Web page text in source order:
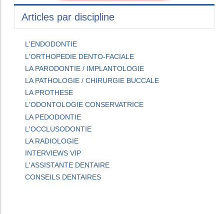
Articles par discipline
L'ENDODONTIE
L'ORTHOPEDIE DENTO-FACIALE
LA PARODONTIE / IMPLANTOLOGIE
LA PATHOLOGIE / CHIRURGIE BUCCALE
LA PROTHESE
L'ODONTOLOGIE CONSERVATRICE
LA PEDODONTIE
L'OCCLUSODONTIE
LA RADIOLOGIE
INTERVIEWS VIP
L'ASSISTANTE DENTAIRE
CONSEILS DENTAIRES